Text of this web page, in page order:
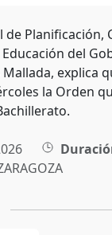
Planificación,
del
explica
la Orden